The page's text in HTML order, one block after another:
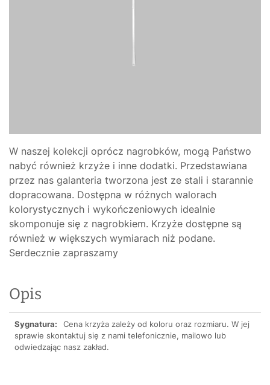
W naszej kolekcji oprócz nagrobków, mogą Państwo
nabyć również krzyże i inne dodatki. Przedstawiana
przez nas galanteria tworzona jest ze stali i starannie
dopracowana. Dostępna w różnych walorach
kolorystycznych i wykończeniowych idealnie
skomponuje się z nagrobkiem. Krzyże dostępne są
również w większych wymiarach niż podane.
Serdecznie zapraszamy
Opis
Sygnatura:
Cena krzyża zależy od koloru oraz rozmiaru. W jej
sprawie skontaktuj się z nami telefonicznie, mailowo lub
odwiedzając nasz zakład.